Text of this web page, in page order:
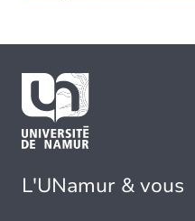
L'UNamur & vous